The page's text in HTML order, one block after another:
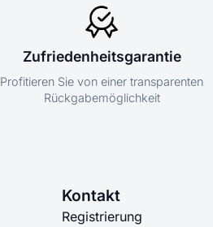
Zufriedenheitsgarantie
Profitieren Sie von einer transparenten
Rückgabemöglichkeit
Kontakt
Registrierung